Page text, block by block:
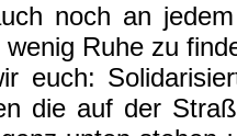
noch an
Ruhe zu
euch:
die auf der